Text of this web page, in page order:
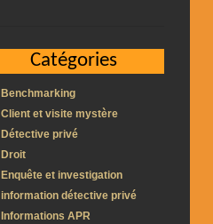
Catégories
Benchmarking
Client et visite mystère
Détective privé
Droit
Enquête et investigation
information détective privé
Informations APR